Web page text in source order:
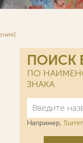
ПОИСК
ПО
ЗНАКА
Например,